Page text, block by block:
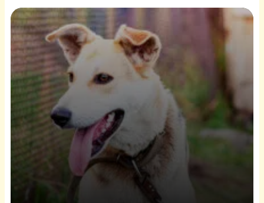
clinique vétérinaire ?
4 octobre 2025